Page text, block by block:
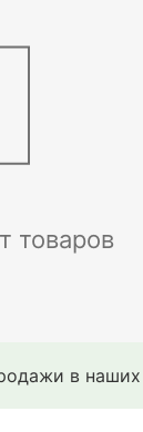
товаров
в наших